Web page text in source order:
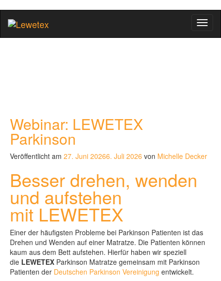
Webinar: LEWETEX
Parkinson
Veröffentlicht am 27. Juni 20266. Juli 2026 von Michelle Decker
Besser drehen, wenden
und aufstehen
mit LEWETEX
Einer der häufigsten Probleme bei Parkinson Patienten ist das
Drehen und Wenden auf einer Matratze. Die Patienten können
kaum aus dem Bett aufstehen. Hierfür haben wir speziell
die LEWETEX Parkinson Matratze gemeinsam mit Parkinson
Patienten der Deutschen Parkinson Vereinigung entwickelt.